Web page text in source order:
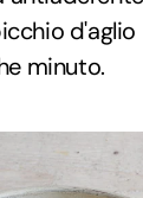
d'aglio
minuto.